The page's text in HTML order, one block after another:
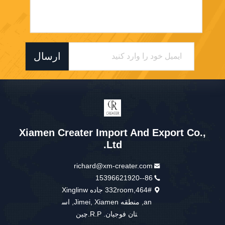
ارسال
Xiamen Creater Import And Export Co.,
Ltd.
richard@xm-creater.com
86--15396621920
332room,464# جاده Xinglinw
an, منطقه Jimei, Xiamen, اس
تان فوجیان. R.P.چین